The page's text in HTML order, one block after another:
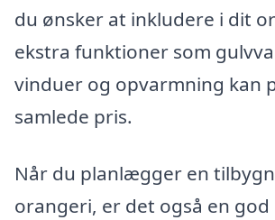
du ønsker at inkludere i dit
ekstra funktioner som
vinduer og opvarmning kan
samlede pris.
Når du planlægger en
orangeri, er det også en god